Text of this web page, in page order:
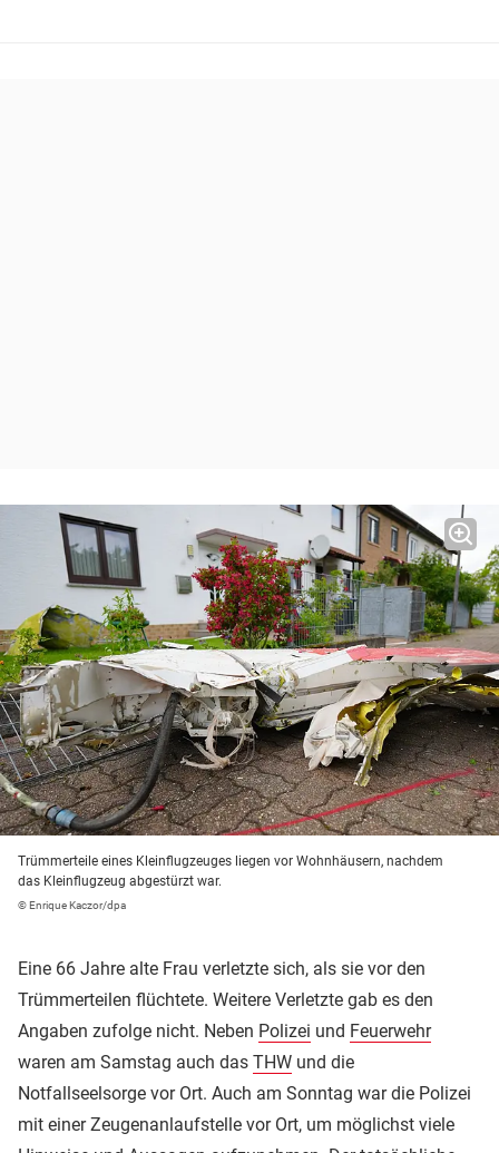
Trümmerteile eines Kleinflugzeuges liegen vor Wohnhäusern, nachdem
das Kleinflugzeug abgestürzt war.
© Enrique Kaczor/dpa
Eine 66 Jahre alte Frau verletzte sich, als sie vor den
Trümmerteilen flüchtete. Weitere Verletzte gab es den
Angaben zufolge nicht. Neben Polizei und Feuerwehr
waren am Samstag auch das THW und die
Notfallseelsorge vor Ort. Auch am Sonntag war die Polizei
mit einer Zeugenanlaufstelle vor Ort, um möglichst viele